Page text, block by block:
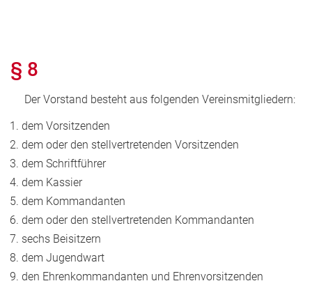
§ 8
Der Vorstand besteht aus folgenden Vereinsmitgliedern:
dem Vorsitzenden
dem oder den stellvertretenden Vorsitzenden
dem Schriftführer
dem Kassier
dem Kommandanten
dem oder den stellvertretenden Kommandanten
sechs Beisitzern
dem Jugendwart
den Ehrenkommandanten und Ehrenvorsitzenden